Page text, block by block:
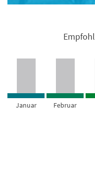
Januar Februar